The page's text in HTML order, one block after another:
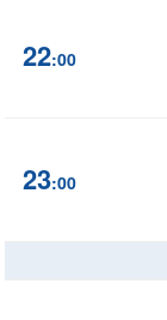
22:00
23:00